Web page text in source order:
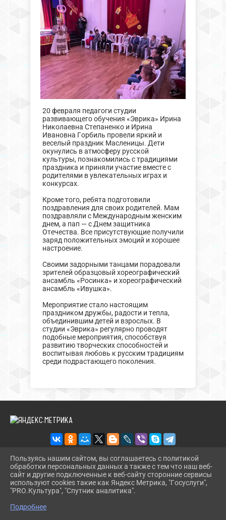
20 февраля педагоги студии
развивающего обучения «Эврика» Ирина
Николаевна Степаненко и Ирина
Ивановна Горбиль провели яркий и
веселый праздник Масленицы. Дети
окунулись в атмосферу русской
культуры, познакомились с традициями
праздника и приняли участие вместе с
родителями в увлекательных играх и
конкурсах.
Кроме того, ребята подготовили
поздравления для своих родителей. Мам
поздравляли с Международным женским
днем, а пап — с Днем защитника
Отечества. Все присутствующие получили
заряд положительных эмоций и хорошее
настроение.
Своими задорными танцами порадовали
зрителей образцовый хореографический
ансамбль «Росинка» и хореографический
ансамбль «Ивушка».
Мероприятие стало настоящим
праздником дружбы, радости и тепла,
объединившим детей и взрослых. В
студии «Эврика» регулярно проводят
подобные мероприятия, способствуя
развитию творческих способностей и
воспитывая любовь к русским традициям
среди подрастающего поколения.
2026 Г. CT.UODINSKOI.RU
ВХОД
КАРТА САЙТА
Пользуясь нашим сайтом, вы соглашаетесь с политикой
обработки персональных данных а также с тем что наш веб-
сайт и другие подключенные к веб-сайту сторонние сервисы
используют cookies такие как Яндекс Метрика, "Госуслуги",
"PRO.Культура", "Спутник аналитика".
Подробнее